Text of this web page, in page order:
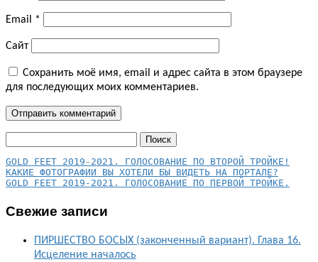
Email *
Сайт
Сохранить моё имя, email и адрес сайта в этом браузере
для последующих моих комментариев.
КАКИЕ ФОТОГРАФИИ ВЫ ХОТЕЛИ БЫ ВИДЕТЬ НА ПОРТАЛЕ?
GOLD FEET 2019-2021. ГОЛОСОВАНИЕ ПО ПЕРВОЙ ТРОЙКЕ.
Свежие записи
ПИРШЕСТВО БОСЫХ (законченный вариант). Глава 16.
Исцеление началось